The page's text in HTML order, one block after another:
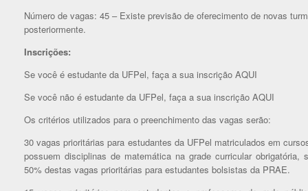
Número de vagas: 45 – Existe previsão de oferecimento de novas
posteriormente.
Inscrições:
Se você é estudante da UFPel, faça a sua inscrição AQUI
Se você não é estudante da UFPel, faça a sua inscrição AQUI
Os critérios utilizados para o preenchimento das vagas serão:
30 vagas prioritárias para estudantes da UFPel matriculados em
possuem disciplinas de matemática na grade curricular obrigatória,
50% destas vagas prioritárias para estudantes bolsistas da PRAE.